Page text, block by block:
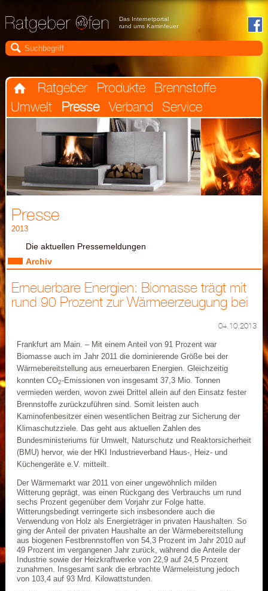
Das Internetportal
rund ums Kaminfeuer

 Ratgeber Produkte
Brennstoffe
Umwelt
Presse Verband Service
Presse
2013
Die aktuellen Pressemeldungen
Archiv
Erneuerbare Energien: Biomasse trägt mit
rund 90 Prozent zur Wärmeerzeugung bei
04.10.2013
Frankfurt am Main. – Mit einem Anteil von 91 Prozent war
Biomasse auch im Jahr 2011 die dominierende Größe bei der
Wärmebereitstellung aus erneuerbaren Energien. Gleichzeitig
konnten CO2-Emissionen von insgesamt 37,3 Mio. Tonnen
vermieden werden, wovon zwei Drittel allein auf den Einsatz fester
Brennstoffe zurückzuführen sind. Somit leisten auch
Kaminofenbesitzer einen wesentlichen Beitrag zur Sicherung der
Klimaschutzziele. Das geht aus aktuellen Zahlen des
Bundesministeriums für Umwelt, Naturschutz und Reaktorsicherheit
(BMU) hervor, wie der HKI Industrieverband Haus-, Heiz- und
Küchengeräte e.V. mitteilt.
Der Wärmemarkt war 2011 von einer ungewöhnlich milden
Witterung geprägt, was einen Rückgang des Verbrauchs um rund
sechs Prozent gegenüber dem Vorjahr zur Folge hatte.
Witterungsbedingt verringerte sich insbesondere auch die
Verwendung von Holz als Energieträger in privaten Haushalten. So
ging der Anteil der privaten Haushalte an der Wärmebereitstellung
aus biogenen Festbrennstoffen von 54,3 Prozent im Jahr 2010 auf
49 Prozent im vergangenen Jahr zurück, während die Anteile der
Industrie sowie der Heizkraftwerke von 22,9 auf 24,5 Prozent
zunahmen. Insgesamt sank die erbrachte Wärmeleistung jedoch
von 103,4 auf 93 Mrd. Kilowattstunden.